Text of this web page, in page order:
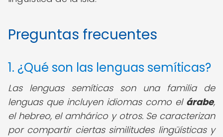
Preguntas frecuentes
1. ¿Qué son las lenguas semíticas?
Las lenguas semíticas son una familia de
lenguas que incluyen idiomas como el árabe,
el hebreo, el amhárico y otros. Se caracterizan
por compartir ciertas similitudes lingüísticas y